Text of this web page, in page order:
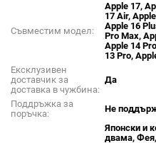
Съвместим модел:
Apple 17,
17 Air,
Apple 16
Pro Max,
Apple 14
13 Pro,
Ексклузивен
доставчик за
доставка в чужбина:
Да
Поддръжка за
поръчка:
Не
Японски и
двама,